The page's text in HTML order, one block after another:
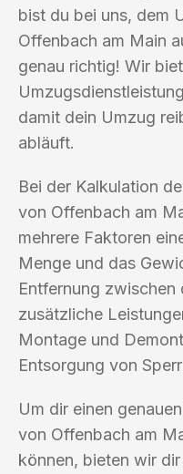
bist du bei uns, dem
Offenbach am Main
genau richtig! Wir
damit dein Umzug
abläuft.
Bei der Kalkulation
von Offenbach am
mehrere Faktoren
Menge und das
Entfernung
zusätzliche
Montage und
Entsorgung von
Um dir einen
von Offenbach am
können, bieten wir